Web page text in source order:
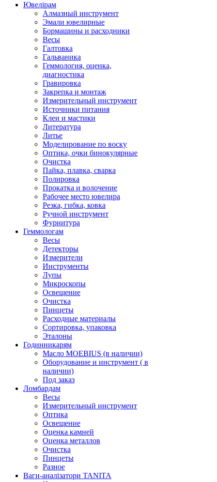
Ювелірам
Алмазный инструмент
Эмали ювелирные
Бормашины и расходники
Весы
Галтовка
Гальваника
Геммология, оценка,
диагностика
Гравировка
Закрепка и монтаж
Измерительный инструмент
Источники питания
Клеи и мастики
Литература
Литье
Моделирование по воску
Оптика, очки бинокулярные
Очистка
Пайка, плавка, сварка
Полировка
Прокатка и волочение
Рабочее место ювелира
Резка, гибка, ковка
Ручной инструмент
Фурнитура
Геммологам
Весы
Детекторы
Измерители
Инструменты
Лупы
Микроскопы
Освещение
Очистка
Пинцеты
Расходные материалы
Сортировка, упаковка
Эталоны
Годинникарям
Масло MOEBIUS (в наличии)
Оборудование и инструмент ( в
наличии)
Под заказ
Ломбардам
Весы
Измерительный инструмент
Оптика
Освещение
Оценка камней
Оценка металлов
Очистка
Пинцеты
Разное
Ваги-аналізатори TANITA